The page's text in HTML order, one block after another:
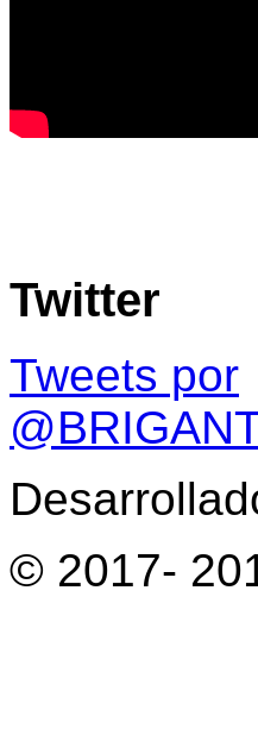
Twitter
Tweets por
© 2017-